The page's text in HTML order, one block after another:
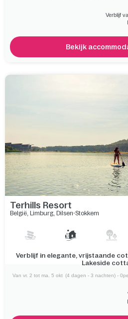
Verblijf
Bekijk
Terhills Resort
België, Limburg, Dilsen-Stokkem
Geniet van Terhills Cable Park
charme van
Van vr. 2 tot ma. 5 okt (4 dagen - 3 nachten) -